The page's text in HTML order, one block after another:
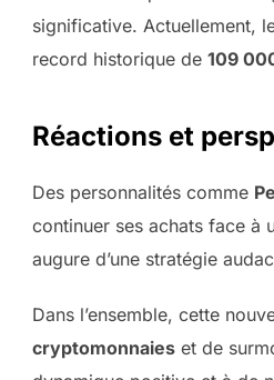
significative. Actuellement,
record historique de 109
Réactions et
Des personnalités comme
continuer ses achats face à
augure d’une stratégie
Dans l’ensemble, cette
cryptomonnaies et de